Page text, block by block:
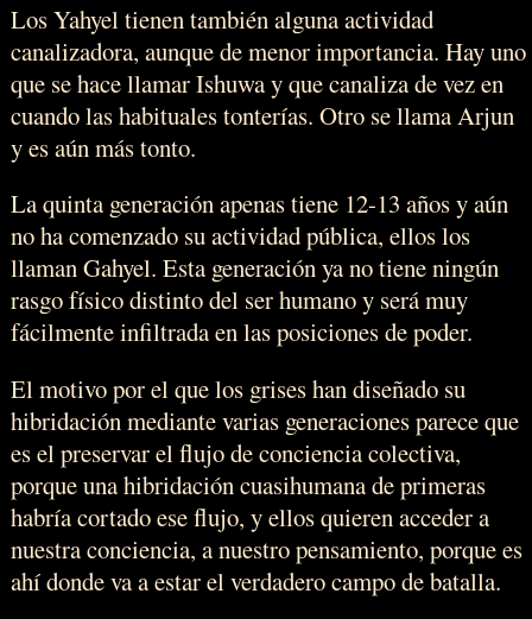
Los Yahyel tienen también alguna actividad
canalizadora, aunque de menor importancia. Hay uno
que se hace llamar Ishuwa y que canaliza de vez en
cuando las habituales tonterías. Otro se llama Arjun
y es aún más tonto.
La quinta generación apenas tiene 12-13 años y aún
no ha comenzado su actividad pública, ellos los
llaman Gahyel. Esta generación ya no tiene ningún
rasgo físico distinto del ser humano y será muy
fácilmente infiltrada en las posiciones de poder.
El motivo por el que los grises han diseñado su
hibridación mediante varias generaciones parece que
es el preservar el flujo de conciencia colectiva,
porque una hibridación cuasihumana de primeras
habría cortado ese flujo, y ellos quieren acceder a
nuestra conciencia, a nuestro pensamiento, porque es
ahí donde va a estar el verdadero campo de batalla.